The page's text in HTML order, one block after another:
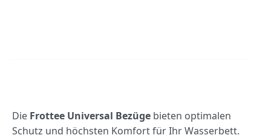
Die Frottee Universal Bezüge bieten optimalen
Schutz und höchsten Komfort für Ihr Wasserbett.